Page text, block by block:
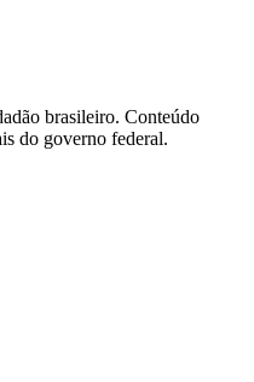
brasileiro. Conteúdo
do governo federal.